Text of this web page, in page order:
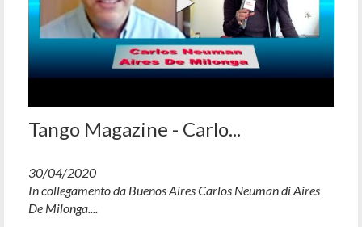
Tango Magazine - Carlo...
30/04/2020
In collegamento da Buenos Aires Carlos Neuman di Aires
De Milonga....